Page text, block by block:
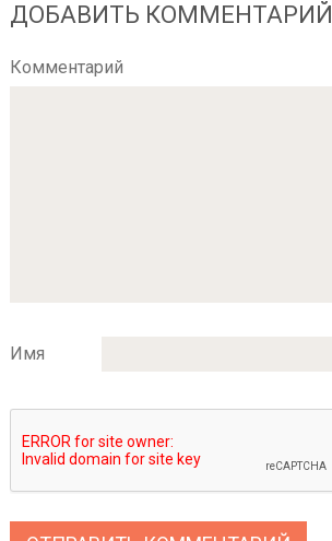
ДОБАВИТЬ КОММЕНТАРИЙ
Комментарий
Имя